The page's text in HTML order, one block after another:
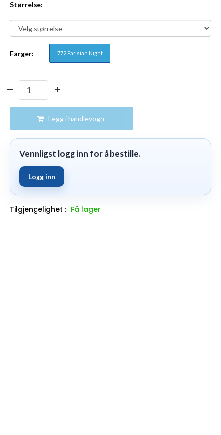
Størrelse:
Farger: 772 Parisian Night
Legg i handlevogn
Vennligst logg inn for å bestille.
Logg inn
Tilgjengelighet : På lager